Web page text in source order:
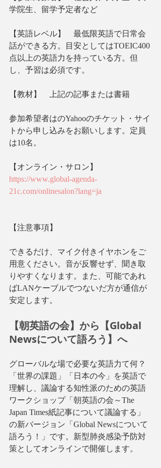
学院生、留学予定者など
【英語レベル】　最低限英語で日常会
話ができる方。目安としてはTOEIC400
点以上の英語力を持っている方。但
し、予習は必須です。
【教材】　上記の記事または書籍
参加希望者はのYahooのチケット・サイ
トから申し込みをお願いします。定員
は10名。
【オンライン・サロン】
https://www.global-agenda-
21c.com/onlinesalon?lang=ja
【注意事項】
できるだけ、マイク付きイヤホンをご
用意ください。音が反響せず、聞き取
りやすくなります。また、可能であれ
ばLANケーブルでつないだ方が通信が
安定します。
【朝英語の会】から【Global
Newsについて語ろう】へ
グローバルな場で必要な英語力て何？
「世界の課題」「日本の今」を英語で
理解し、議論する知性派のための英語
ワークショップ「朝英語の会～The
Japan Times紙記事について議論する」
の新バージョン「Global Newsについて
語ろう！」です。新型肺炎感染予防対
策としてオンラインで開催します。